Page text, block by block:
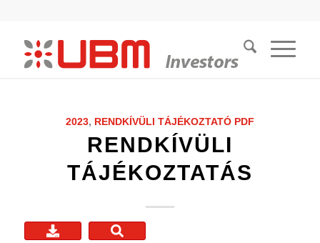
2023, RENDKÍVÜLI TÁJÉKOZTATÓ PDF
RENDKÍVÜLI
TÁJÉKOZTATÁS